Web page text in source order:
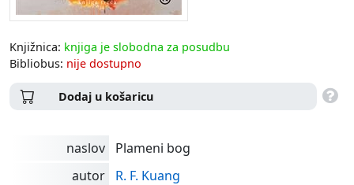
Knjižnica: knjiga je slobodna za posudbu
Bibliobus: nije dostupno
Dodaj u košaricu
naslov
Plameni bog
autor
R. F. Kuang